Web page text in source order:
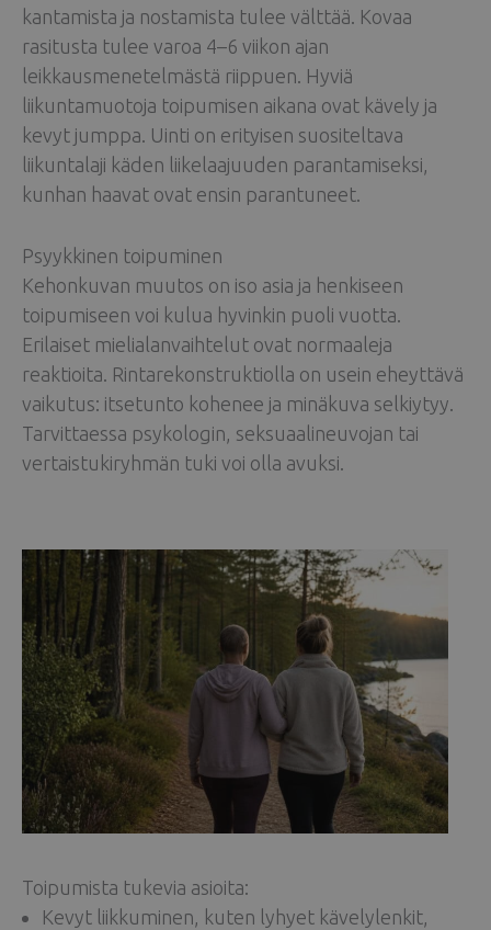
kantamista ja nostamista tulee välttää. Kovaa
rasitusta tulee varoa 4–6 viikon ajan
leikkausmenetelmästä riippuen. Hyviä
liikuntamuotoja toipumisen aikana ovat kävely ja
kevyt jumppa. Uinti on erityisen suositeltava
liikuntalaji käden liikelaajuuden parantamiseksi,
kunhan haavat ovat ensin parantuneet.
Psyykkinen toipuminen
Kehonkuvan muutos on iso asia ja henkiseen
toipumiseen voi kulua hyvinkin puoli vuotta.
Erilaiset mielialanvaihtelut ovat normaaleja
reaktioita. Rintarekonstruktiolla on usein eheyttävä
vaikutus: itsetunto kohenee ja minäkuva selkiytyy.
Tarvittaessa psykologin, seksuaalineuvojan tai
vertaistukiryhmän tuki voi olla avuksi.
Toipumista tukevia asioita:
Kevyt liikkuminen, kuten lyhyet kävelylenkit,